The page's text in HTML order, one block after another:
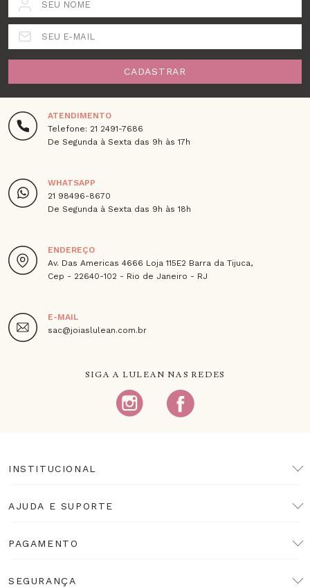
SEU NOME
SEU E-MAIL
CADASTRAR
ATENDIMENTO
Telefone: 21 2491-7686
De Segunda à Sexta das 9h às 17h
WHATSAPP
21 98496-8670
De Segunda à Sexta das 9h às 18h
ENDEREÇO
Av. Das Americas 4666 Loja 115E2 Barra da Tijuca,
Cep - 22640-102 - Rio de Janeiro - RJ
E-MAIL
sac@joiaslulean.com.br
SIGA A LULEAN NAS REDES
INSTITUCIONAL
AJUDA E SUPORTE
PAGAMENTO
SEGURANÇA